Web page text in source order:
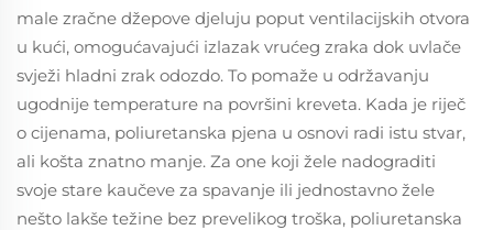
male zračne džepove djeluju poput ventilacijskih otvora
u kući, omogućavajući izlazak vrućeg zraka dok uvlače
svježi hladni zrak odozdo. To pomaže u održavanju
ugodnije temperature na površini kreveta. Kada je riječ
o cijenama, poliuretanska pjena u osnovi radi istu stvar,
ali košta znatno manje. Za one koji žele nadograditi
svoje stare kaučeve za spavanje ili jednostavno žele
nešto lakše težine bez prevelikog troška, poliuretanska